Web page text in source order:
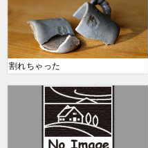
割れちゃった